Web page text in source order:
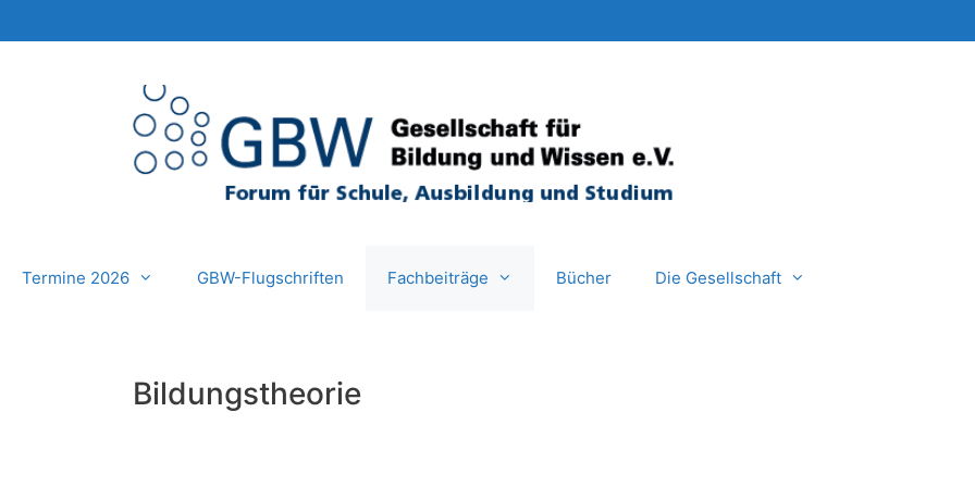
Termine 2026 GBW-Flugschriften Fachbeiträge Bücher Die Gesellschaft
Bildungstheorie